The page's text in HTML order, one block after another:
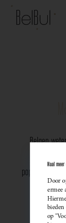
Belgen
populariteit
kiezen
Haal
Door
ermee
op